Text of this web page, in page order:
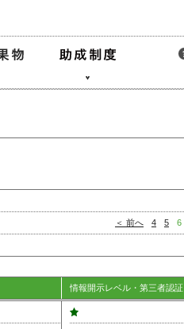
＜ 前へ 4 5 6
情報開示レベル・第三者認証